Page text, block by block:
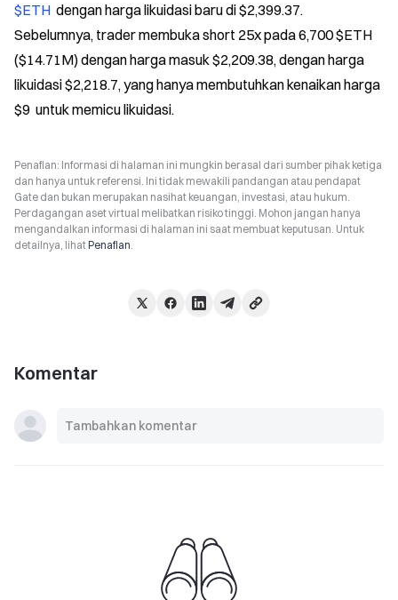
$ETH dengan harga likuidasi baru di $2,399.37.
Sebelumnya, trader membuka short 25x pada 6,700 $ETH
($14.71M) dengan harga masuk $2,209.38, dengan harga
likuidasi $2,218.7, yang hanya membutuhkan kenaikan harga
$9  untuk memicu likuidasi.
Penafian: Informasi di halaman ini mungkin berasal dari sumber pihak ketiga
dan hanya untuk referensi. Ini tidak mewakili pandangan atau pendapat
Gate dan bukan merupakan nasihat keuangan, investasi, atau hukum.
Perdagangan aset virtual melibatkan risiko tinggi. Mohon jangan hanya
mengandalkan informasi di halaman ini saat membuat keputusan. Untuk
detailnya, lihatPenafian.
Komentar